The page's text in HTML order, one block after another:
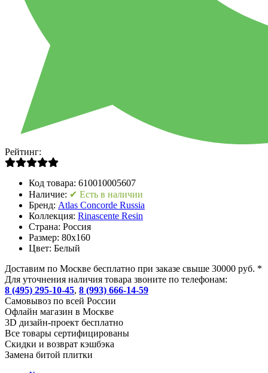
Рейтинг:
Код товара: 610010005607
Наличие: ✔ Есть в наличии
Бренд: Atlas Concorde Russia
Коллекция: Rinascente Resin
Страна: Россия
Размер: 80x160
Цвет: Белый
Доставим по Москве бесплатно при заказе свыше 30000 руб. *
Для уточнения наличия товара звоните по телефонам:
8 (495) 295-10-45, 8 (993) 666-14-59
Cамовывоз по всей России
Офлайн магазин в Москве
3D дизайн-проект бесплатно
Все товары сертифицированы
Скидки и возврат кэшбэка
Замена битой плитки